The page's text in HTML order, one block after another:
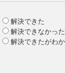
解決できた
解決できなかった
解決できたがわ